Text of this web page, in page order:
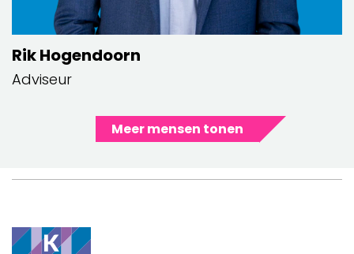
Rik Hogendoorn
Adviseur
Meer mensen tonen